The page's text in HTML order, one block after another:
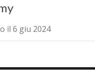
il 6 giu 2024